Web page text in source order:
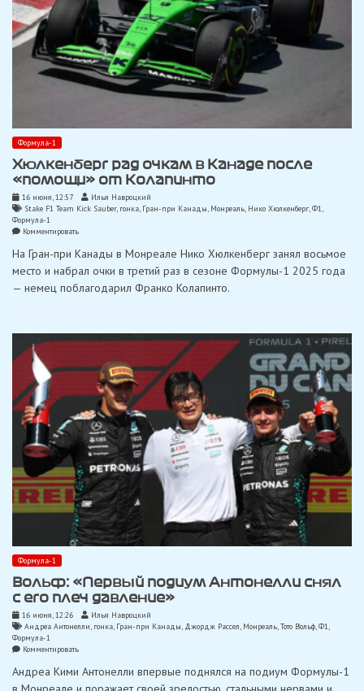
Формула-1
Хюлкенберг рад очкам в Канаде после
«помощи» от Колапинто
16 июня, 12:57
Илья Навроцкий
Stake F1 Team Kick Sauber, гонка Гран-при Канады Монреаль Нико Хюлкенберг Ф1
Формула-1
Комментироватьon
рад
в
Канаде
Колапинто
На Гран-при Канады в Монреале Нико Хюлкенберг занял восьмое
место и набрал очки в третий раз в сезоне Формулы-1 2025 года
— немец поблагодарил Франко Колапинто.
Формула-1
Вольф: «Первый подиум Антонелли снял
с его плеч давление»
16 июня, 12:26
Илья Навроцкий
Андреа Антонелли, гонка, Гран-при Канады, Джордж Рассел, Монреаль,Тото Вольф,Ф1
Формула-1
Комментироватьon
«Первый
Андреа Кими Антонелли впервые поднялся на подиум Формулы-1